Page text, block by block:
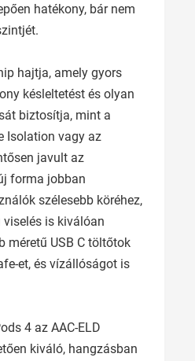
hatékony, bár nem
hajtja, amely gyors
késleltetést és olyan
biztosítja, mint a
Isolation vagy az
javult az
forma jobban
szélesebb köréhez,
is kiválóan
méretű USB C töltőtok
et, és vízállóságot is
4 az AAC-ELD
kiváló, hangzásban